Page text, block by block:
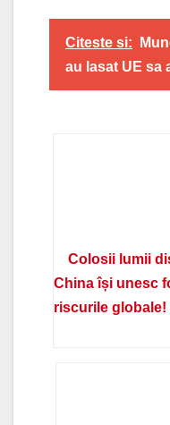
Citeste si:
au lasat UE sa
Colosii lumii
China își unesc
riscurile globale!